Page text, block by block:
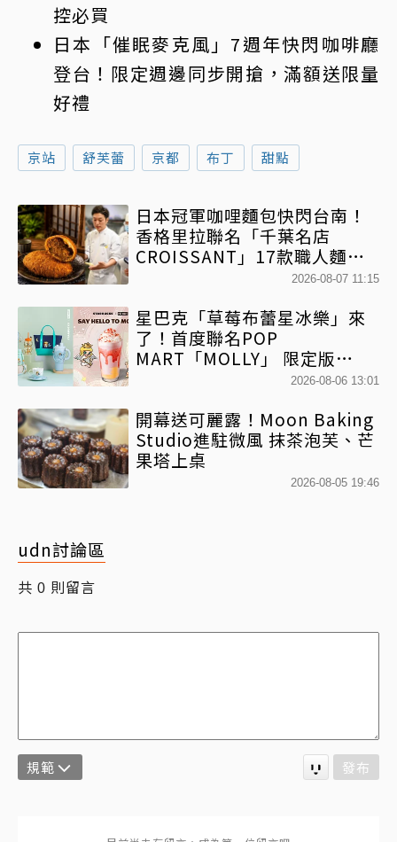
控必買
日本「催眠麥克風」7週年快閃咖啡廳
登台！限定週邊同步開搶，滿額送限量
好禮
京站 舒芙蕾 京都 布丁 甜點
日本冠軍咖哩麵包快閃台南！
香格里拉聯名「千葉名店
CROISSANT」17款職人麵包
2026-08-07 11:15
星巴克「草莓布蕾星冰樂」來
了！首度聯名POP
MART「MOLLY」 限定版
「MOLLYｘBearista小熊杯」
2026-08-06 13:01
開幕送可麗露！Moon Baking
Studio進駐微風 抹茶泡芙、芒
果塔上桌
2026-08-05 19:46
udn討論區
共 0 則留言
規範 發布